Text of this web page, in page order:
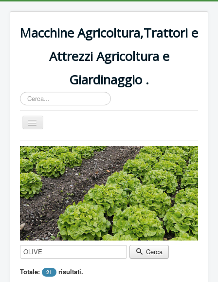
Macchine Agricoltura,Trattori e
Attrezzi Agricoltura e
Giardinaggio .
Cerca...
Cambia
navigazione
Home
Decespugliatori Oleomac
Rasaerba
Trattori vigneto
Forbici e potatura
Parole chiave di ricerca Cerca
Totale: 21 risultati.